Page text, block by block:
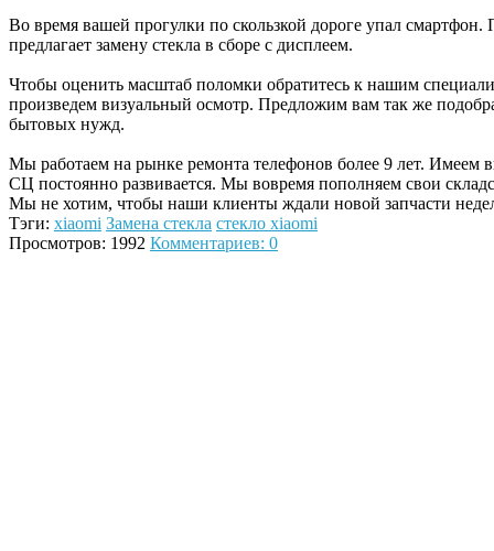
Во время вашей прогулки по скользкой дороге упал
предлагает замену стекла в сборе с дисплеем.
Чтобы оценить масштаб поломки обратитесь к нашим
произведем визуальный осмотр. Предложим вам так же
бытовых нужд.
Мы работаем на рынке ремонта телефонов более 9 лет.
СЦ постоянно развивается. Мы вовремя пополняем свои
Мы не хотим, чтобы наши клиенты ждали новой запчасти
Тэги: xiaomi Замена стекла стекло xiaomi
Просмотров: 1992 Комментариев: 0